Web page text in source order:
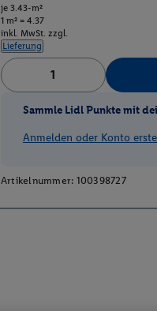
je 3.43-m²
1 m² = 4.37
inkl. MwSt. zzgl.
Lieferung
Sammle Lidl Punkte mit
Anmelden oder Konto
Artikelnummer: 100398727